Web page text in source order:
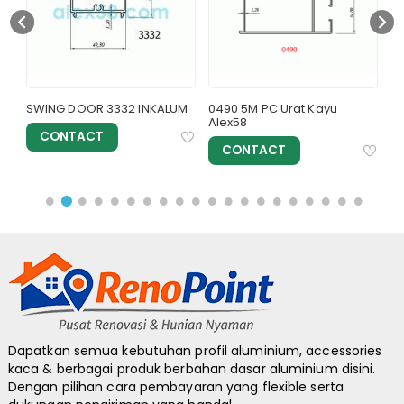
SWING DOOR 3332 INKALUM
CONTACT
0490 5M PC Urat Kayu
Alex58
CONTACT
Dapatkan semua kebutuhan profil aluminium, accessories
kaca & berbagai produk berbahan dasar aluminium disini.
Dengan pilihan cara pembayaran yang flexible serta